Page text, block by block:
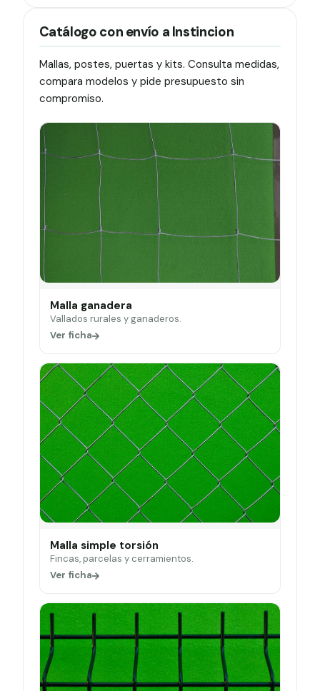
Catálogo con envío a Instincion
Mallas, postes, puertas y kits. Consulta medidas,
compara modelos y pide presupuesto sin
compromiso.
Malla ganadera
Vallados rurales y ganaderos.
Ver ficha
Malla simple torsión
Fincas, parcelas y cerramientos.
Ver ficha